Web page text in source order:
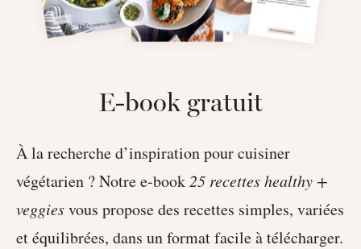
E-book gratuit
À la recherche d’inspiration pour cuisiner
végétarien ? Notre e-book 25 recettes healthy +
veggiesvous propose des recettes simples, variées
et équilibrées, dans un format facile à télécharger.